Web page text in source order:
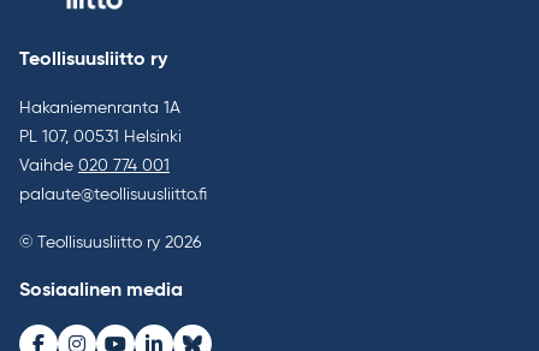
Teollisuusliitto ry
Hakaniemenranta 1A
PL 107, 00531 Helsinki
Vaihde 020 774 001
palaute@teollisuusliitto.fi
© Teollisuusliitto ry 2026
Sosiaalinen media